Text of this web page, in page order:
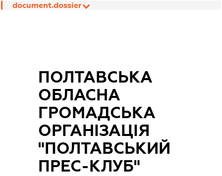
document.dossier
ПОЛТАВСЬКА
ОБЛАСНА
ГРОМАДСЬКА
ОРГАНІЗАЦІЯ
"ПОЛТАВСЬКИЙ
ПРЕС-КЛУБ"